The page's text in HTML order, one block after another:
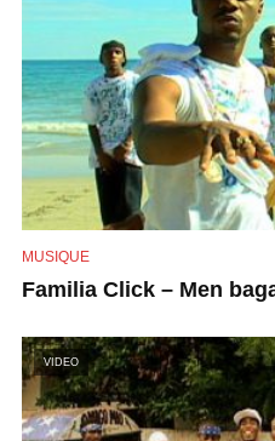
MUSIQUE
Familia Click – Men
VIDEO